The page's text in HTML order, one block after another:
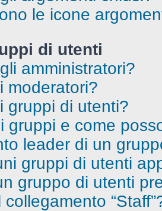
le icone
di utenti
amministratori?
moderatori?
gruppi di utenti?
gruppi e come
leader di un
gruppi di utenti
gruppo di utenti
collegamento